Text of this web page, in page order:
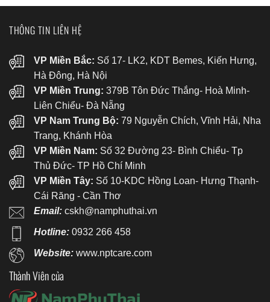
THÔNG TIN LIÊN HỆ
VP Miền Bắc: Số 17- LK2, KDT Bemes, Kiến Hưng,
Hà Đông, Hà Nội
VP Miền Trung: 379B Tôn Đức Thắng- Hoà Minh-
Liên Chiểu- Đà Nẵng
VP Nam Trung Bộ: 79 Nguyễn Chích, Vĩnh Hải, Nha
Trang, Khánh Hòa
VP Miền Nam: Số 32 Đường 23- Bình Chiểu- Tp
Thủ Đức- TP Hồ Chí Minh
VP Miền Tây: Số 10-KDC Hồng Loan- Hưng Thạnh-
Cái Răng - Cần Thơ
Email: cskh@namphuthai.vn
Hotline: 0932 266 458
Website:www.nptcare.com
Thành Viên của